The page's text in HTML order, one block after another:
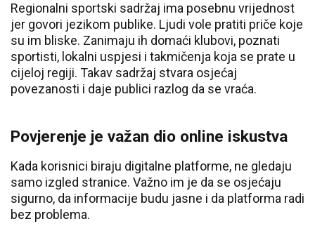
Regionalni sportski sadržaj ima posebnu vrijednost
jer govori jezikom publike. Ljudi vole pratiti priče koje
su im bliske. Zanimaju ih domaći klubovi, poznati
sportisti, lokalni uspjesi i takmičenja koja se prate u
cijeloj regiji. Takav sadržaj stvara osjećaj
povezanosti i daje publici razlog da se vraća.
Povjerenje je važan dio online iskustva
Kada korisnici biraju digitalne platforme, ne gledaju
samo izgled stranice. Važno im je da se osjećaju
sigurno, da informacije budu jasne i da platforma radi
bez problema.